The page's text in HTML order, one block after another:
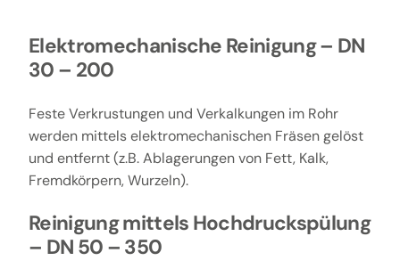
Elektromechanische Reinigung – DN
30 – 200
Feste Verkrustungen und Verkalkungen im Rohr
werden mittels elektromechanischen Fräsen gelöst
und entfernt (z.B. Ablagerungen von Fett, Kalk,
Fremdkörpern, Wurzeln).
Reinigung mittels Hochdruckspülung
– DN 50 – 350